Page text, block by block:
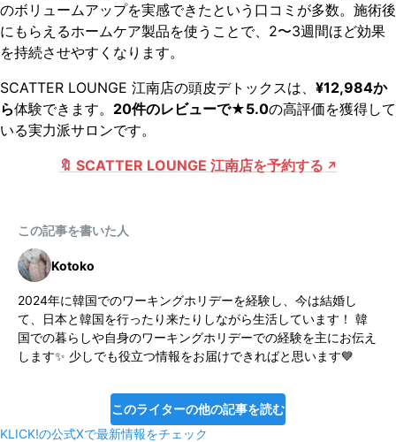
のボリュームアップを実感できたという口コミが多数。施術後
にもらえるホームケア製品を使うことで、2〜3週間ほど効果
を持続させやすくなります。
SCATTER LOUNGE 江南店の頭皮デトックスは、 ¥12,984か
ら体験できます。 20件のレビューで★5.0の高評価を獲得して
いる実力派サロンです。
🔖 SCATTER LOUNGE 江南店を予約する
この記事を書いた人
Kotoko
2024年に韓国でのワーキングホリデーを経験し、今は結婚し
て、日本と韓国を行ったり来たりしながら生活しています！ 韓
国での暮らしや自身のワーキングホリデーでの経験を主にお伝え
します✨ 少しでも役立つ情報をお届けできればと思います💙
このライターの他の記事を読む
KLICK!の公式Xで最新情報をチェック